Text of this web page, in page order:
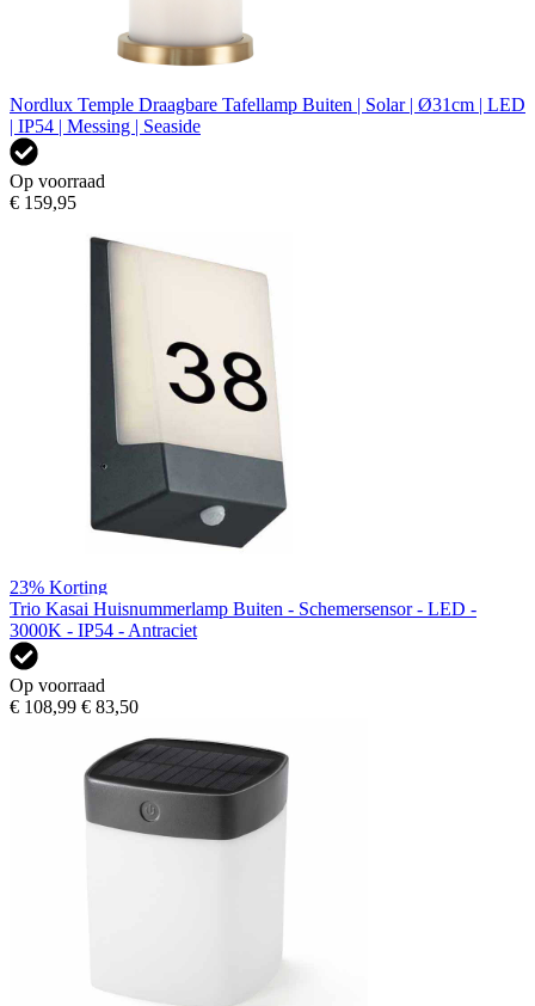
Nordlux Temple Draagbare Tafellamp Buiten | Solar | Ø31cm | LED
| IP54 | Messing | Seaside
Op voorraad
€ 159,95
23% Korting
Trio Kasai Huisnummerlamp Buiten - Schemersensor - LED -
3000K - IP54 - Antraciet
Op voorraad
€ 108,99 € 83,50